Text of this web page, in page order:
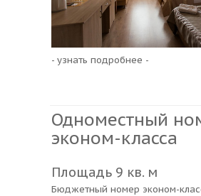
- узнать подробнее -
Одноместный
эконом-класса
Площадь 9 кв. м
Бюджетный номер эконом-